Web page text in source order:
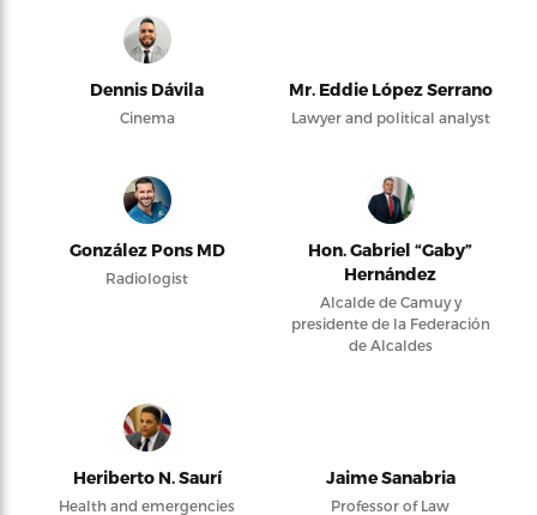
Dennis Dávila
Cinema
Mr. Eddie López Serrano
Lawyer and political analyst
González Pons MD
Radiologist
Hon. Gabriel “Gaby”
Hernández
Alcalde de Camuy y
presidente de la Federación
de Alcaldes
Heriberto N. Saurí
Health and emergencies
Jaime Sanabria
Professor of Law